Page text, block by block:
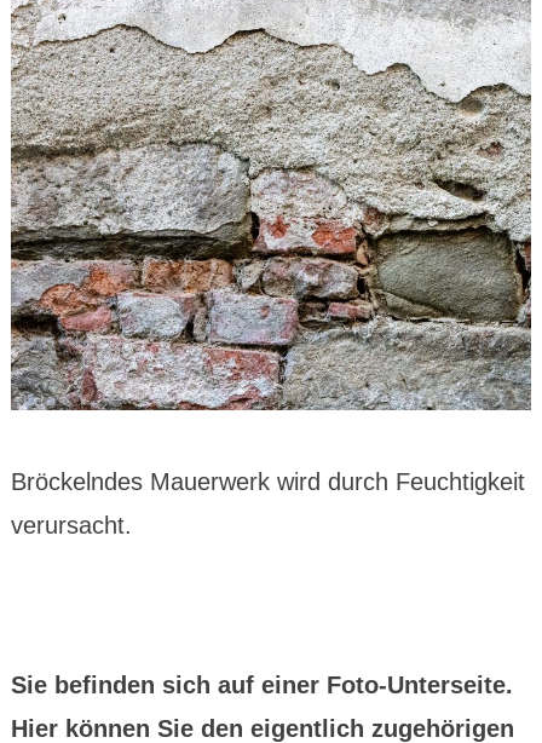
Bröckelndes Mauerwerk wird durch Feuchtigkeit
verursacht.
Sie befinden sich auf einer Foto-Unterseite.
Hier können Sie den eigentlich zugehörigen